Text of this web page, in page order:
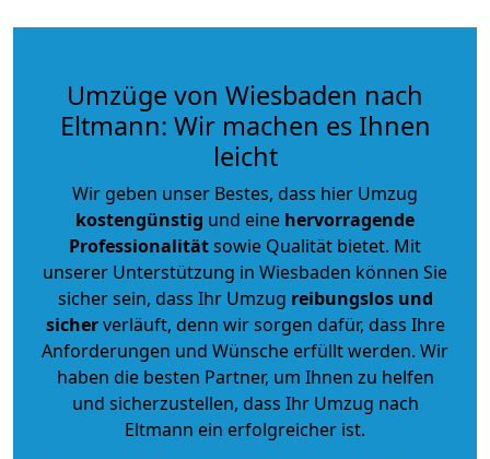
Umzüge von Wiesbaden nach
Eltmann: Wir machen es Ihnen
leicht
Wir geben unser Bestes, dass hier Umzug
kostengünstig und eine hervorragende
Professionalitätsowie Qualität bietet. Mit
unserer Unterstützung in Wiesbaden können Sie
sicher sein, dass Ihr Umzug reibungslos und
sicherverläuft, denn wir sorgen dafür, dass Ihre
Anforderungen und Wünsche erfüllt werden. Wir
haben die besten Partner, um Ihnen zu helfen
und sicherzustellen, dass Ihr Umzug nach
Eltmann ein erfolgreicher ist.